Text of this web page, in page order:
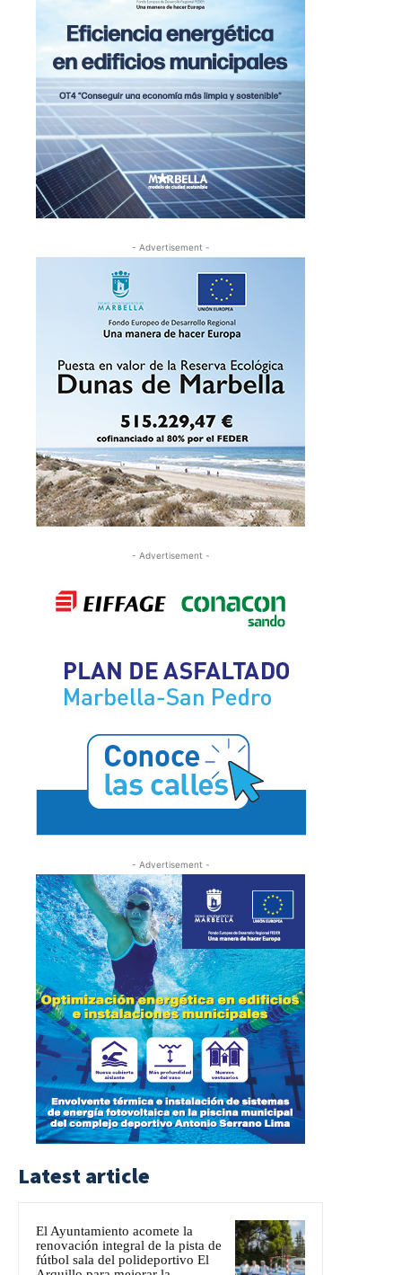
- Advertisement -
- Advertisement -
- Advertisement -
Latest article
El Ayuntamiento acomete la
renovación integral de la pista de
fútbol sala del polideportivo El